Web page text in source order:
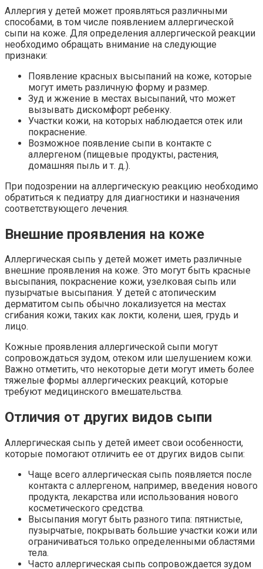
Аллергия у детей может проявляться различными
способами, в том числе появлением аллергической
сыпи на коже. Для определения аллергической реакции
необходимо обращать внимание на следующие
признаки:
Появление красных высыпаний на коже, которые
могут иметь различную форму и размер.
Зуд и жжение в местах высыпаний, что может
вызывать дискомфорт ребенку.
Участки кожи, на которых наблюдается отек или
покраснение.
Возможное появление сыпи в контакте с
аллергеном (пищевые продукты, растения,
домашняя пыль и т. д.).
При подозрении на аллергическую реакцию необходимо
обратиться к педиатру для диагностики и назначения
соответствующего лечения.
Внешние проявления на коже
Аллергическая сыпь у детей может иметь различные
внешние проявления на коже. Это могут быть красные
высыпания, покраснение кожи, узелковая сыпь или
пузырчатые высыпания. У детей с атопическим
дерматитом сыпь обычно локализуется на местах
сгибания кожи, таких как локти, колени, шея, грудь и
лицо.
Кожные проявления аллергической сыпи могут
сопровождаться зудом, отеком или шелушением кожи.
Важно отметить, что некоторые дети могут иметь более
тяжелые формы аллергических реакций, которые
требуют медицинского вмешательства.
Отличия от других видов сыпи
Аллергическая сыпь у детей имеет свои особенности,
которые помогают отличить ее от других видов сыпи:
Чаще всего аллергическая сыпь появляется после
контакта с аллергеном, например, введения нового
продукта, лекарства или использования нового
косметического средства.
Высыпания могут быть разного типа: пятнистые,
пузырчатые, покрывать большие участки кожи или
ограничиваться только определенными областями
тела.
Часто аллергическая сыпь сопровождается зудом